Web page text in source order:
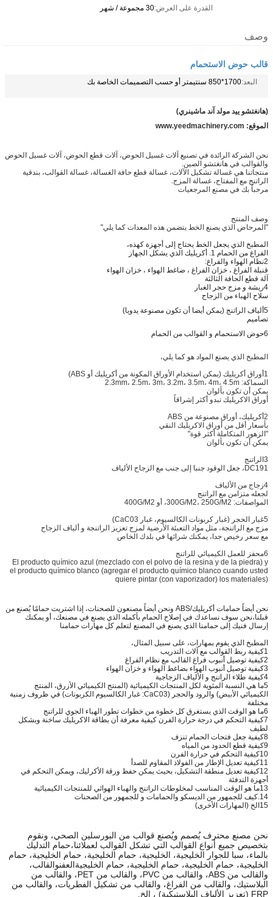
القدرة على العرض:30 مجموعة / شهر
وصف
قالب حوض الاستحمام
البعد:1700*850 سنتيمتر أو حسب التصميمات الخاصة بك
(هانغتشو ييد مولد آند ماشينري)
الموقع: www.yeedmachinery.com
نحن الشركة الرائدة في تصنيع آلات غسيل الحوض، آلات قطع الحوض، آلات غسيل الحوض
والقوالب في هانغتشو الصين.
منتجاتنا هي غسالة تشكيل الآلات، غسالة قطع حافة الغسالة، غسالة القوالب، بندقية
الراتنج مع المفتاح، غسالة المزج.
مرحباً بك في مصنع المرجعيات
وصف المنتج
"المرحاض الذي يصنع الخط يتضمن هذه المعدات كما يلي"
المطبخ الذي يجعل الخط يحتاج إلى أجهزة كهذه،
الفراغ من الحمام 1. أكريليك الذي يشكل الجهاز
2نظام الهواء والفراغ:
قنبلة الفراغ ، خزان الفراغ ، ضاغط الهواء ، خزان الهواء
آلة قطع الحافة الثالثة
4ريشة و مزج حجر الغبار
سلاح الهباء من الزجاج
5ألياف الراتنج (يمكن أيضا أن تكون مصنوعة يدويا)
تصاميم
6حوض الاستحمام و القوالب من الحمام
المطبخ الذي يصنع المواد هو كما يلي،
1أوراق أكريليك (يمكن استخدام الأوراق المكونة من أكريليك أو ABS)
السماكة: 2.3mm، 2.5m، 3m، 3.2m، 3.5m، 4m، 4.5m
يمكن أن تكون بألوان
أوراق الاكريليك تبدو أكثر إشراقاً
2أكريليك، أوراق مصنوعة من ABS
بأسعار أقل من أوراق الاكريليك النقي
"الزهور المتكاملة أكثر قوة"
يمكن أن تكون بألوان
3الراتنج
DC191، جعل الوقود جنبا إلى جنب مع الزجاج الألياف
4زجاج من الألياف
لجعله متزامن مع الراتنج
المواصفات: 300G/M2، 250G/M2، أو 400G/M2
5غبار الحجر (غبار كربونات الكالسيوم، غبار CaC03)
مزج مع الراتنجة، مثل مواد التعبئة الأرضية لمزج تعزيز الراتنجة و ألياف الزجاج
مع سعر رخيص جدا، يمكنك شرائها في بلدك الخاص
6محفز للعمل الكيميائي للراتنج
El producto químico azul (mezclado con el polvo de la resina y de la piedra) y
el producto químico blanco (agregar el producto químico blanco cuando usted
quiere pintar (con vaporizador) los materiales)
نحن أيضاً حمامات أكريليك/ABS ونحن أيضاً مصنعون للصحنات، إذا اشتريت حمامًا يُصنع من
قبلنا،نحن سوف نساعدك في إصلاح الحمام بأكمله الذي يصنع في مصنعك، أو يمكنك
إرسال فنيك إلى حمامنا الذي يصنع في المصنع لتعلم كل مهارات حمامنا
المطبخ الذي يقوم بمهارات، على سبيل المثال،
1كيفية ربط القوالب مع آلات التدريب
2كيفية توصيل أنبوب فراغ القالب مع نظام الفراغ
3كيفية توصيل أنبوب الهواء بضاغط الهواء و خزان الهواء
4كيفية طلاء الراتنج و الألياف الزجاجية
5ما هي النسبة المئوية لكل المنتجات الكيميائية (المنتج الكيميائي الأزرق، المنتج
الكيميائي الأبيض) والرود والحجر (CaC03: غبار الكالسيوم الكربونات) في ظروف زمنية
مختلفة
6ما هو الوقت الذي يستغرق كل خطوة من خطوات تطور الهباء الجوي للراتنج
7كيفية التحكم في درجة حرارة الفرن كيفية معرفة أن بطاقة الاكريليك ساخنة وبشكل
لطيف
8كيفية جعل فتحات الحمام تنزف
9كيفية قطع الحدود من المياه
10كيفية التحكم في حرارة الفرن
11كيفية تعديل الإطار من الفولاذ المقاوم للصدأ
12كيفية تعديل منطقة التشكيل، بحيث يمكن حفظ ورقة الأكرليك، ويمكن التحكم في
أجهزة التدفئة
13ما هو الوقت المناسب لمخلوطات الراتنج والهباء الهوائي للمنتجات الكيميائية
14.كيف للجمهور من الديسكو والحمامات و للجمهور من الصحنات
15الخ (المهارات الأخرى)
نحن مصنع محترف يُصمم ويُصنع قوالب من البورسلين الصحي، ونقوم
بتخصيص جميع أنواع القوالب التي تشكل القوالب لعملائنا،حمام التدليك
بالماء، سبا للجوار الخليجية، الخليجية، حمام الخليجية، حمام الخليجية، حمام
الخليجية، حمام الخليجية، حمام الخليجية، حمام الخليجيةالعفنوالقالب،
والقالب من ABS، والقالب من PVC، والقالب من PET، والقالب من
البلاستيك، والقالب من الفراغ، والقالب من تشكيل الفطريات، والقالب من
FRP (تعزيز الألياف البلاستيكية) ، الخ.